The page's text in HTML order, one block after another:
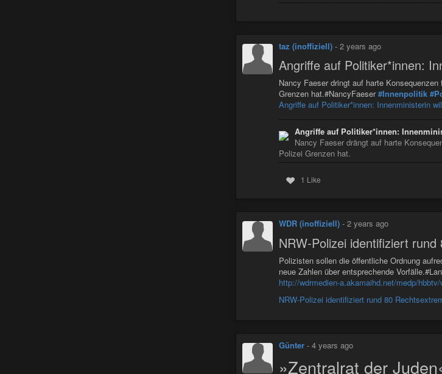
taz (inoffiziell) - 2 years ago
Angriffe auf Po­li­ti­ke­r*in­nen:
Nancy Faeser dringt auf harte
Grenzen hat.#NancyFaeser#Innenpolitik
Angriffe auf Po­li­ti­ke­r*in­nen: Innenministerin
Angriffe auf Po­li­ti­ke­r*in­nen:
Nancy Faeser drängt auf harte
Polizei Grenzen hat.
1 Like
WDR (inoffiziell) - 2 years ago
NRW-Polizei identifiziert
Polizisten sollen die öffentliche Ordnung
neue Zahlen über entsprechende
http://wdrmedien-a.akamaihd.net/medp/
NRW-Polizei identifiziert rund 80
Günter - 4 years ago
»Zentralrat der